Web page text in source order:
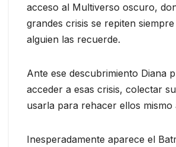
acceso al Multiverso oscuro,
grandes crisis se repiten
alguien las recuerde.
Ante ese descubrimiento Diana
acceder a esas crisis, colectar
usarla para rehacer ellos mismo
Inesperadamente aparece el